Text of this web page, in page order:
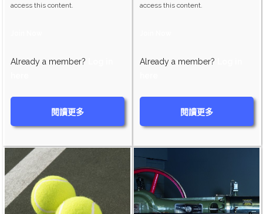
access this content.
Already a member?
閱讀更多
access this content.
Already a member?
閱讀更多